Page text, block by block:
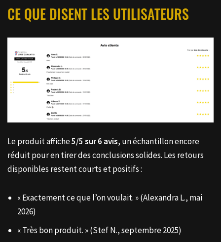
CE QUE DISENT LES UTILISATEURS
Le produit affiche5/5 sur 6 avis, un échantillon encore
réduit pour en tirer des conclusions solides. Les retours
disponibles restent courts et positifs :
« Exactement ce que l’on voulait. » (Alexandra L., mai
2026)
« Très bon produit. » (Stef N., septembre 2025)